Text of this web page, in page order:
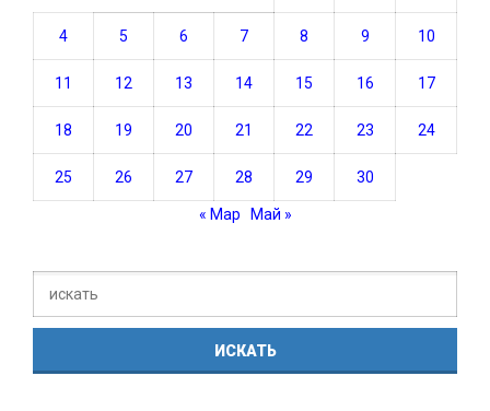
4 5 6 7 8 9 10
11 12 13 14 15 16 17
18 19 20 21 22 23 24
25 26 27 28 29 30
« Мар Май »